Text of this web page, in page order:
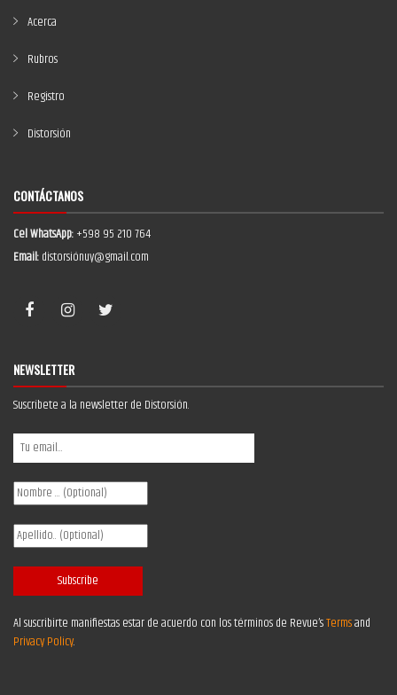
Acerca
Rubros
Registro
Distorsión
CONTÁCTANOS
Cel WhatsApp:+598 95 210 764
Email:distorsiónuy@gmail.com
NEWSLETTER
Suscríbete a la newsletter de Distorsión.
Al suscribirte manifiestas estar de acuerdo con los términos de Revue’sTermsand
Privacy Policy.